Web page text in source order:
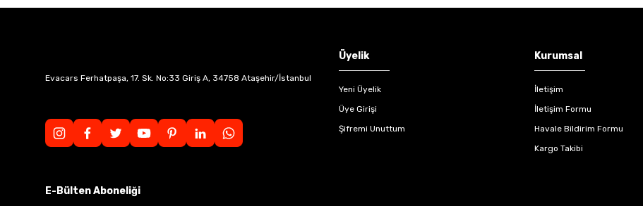
Evacars Ferhatpaşa, 17. Sk. No:33 Giriş A, 34758 Ataşehir/İstanbul
Üyelik
Yeni Üyelik
Üye Girişi
Şifremi Unuttum
Kurumsal
İletişim
İletişim Formu
Havale Bildirim Formu
Kargo Takibi
E-Bülten Aboneliği